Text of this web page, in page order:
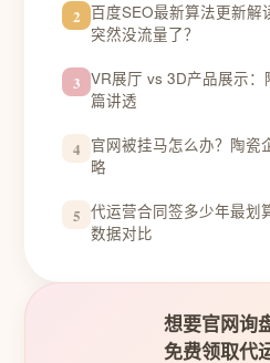
2 百度SEO最新算法更新解
突然没流量了？
3 VR展厅 vs 3D产品展示
篇讲透
4 官网被挂马怎么办？陶瓷
略
5 代运营合同签多少年最划
数据对比
想要官网询
免费领取代